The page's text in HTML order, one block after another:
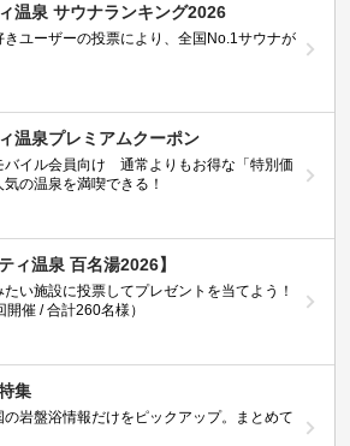
温泉 サウナランキング2026
きユーザーの投票により、全国No.1サウナが
温泉プレミアムクーポン
バイル会員向け 通常よりもお得な「特別価
の温泉を満喫できる！
ィ温泉 百名湯2026】
たい施設に投票してプレゼントを当てよう！
開催 / 合計260名様）
集
の岩盤浴情報だけをピックアップ。まとめて